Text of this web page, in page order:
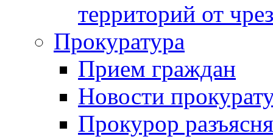
территорий от
Прокуратура
Прием граждан
Новости
Прокурор